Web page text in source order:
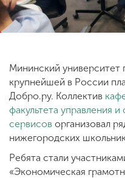
Приемная
Мининский университет
крупнейшей в России
Добро.ру. Коллектив
факультета управления
сервисов организовал
нижегородских
Ребята стали
«Экономическая